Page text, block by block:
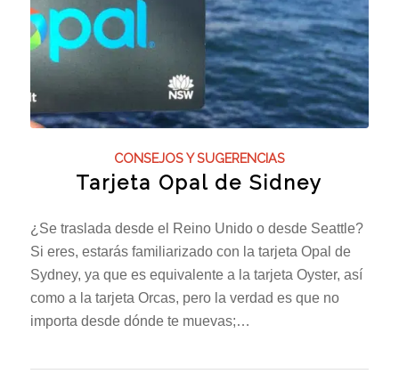
CONSEJOS Y SUGERENCIAS
Tarjeta Opal de Sidney
¿Se traslada desde el Reino Unido o desde Seattle?
Si eres, estarás familiarizado con la tarjeta Opal de
Sydney, ya que es equivalente a la tarjeta Oyster, así
como a la tarjeta Orcas, pero la verdad es que no
importa desde dónde te muevas;…